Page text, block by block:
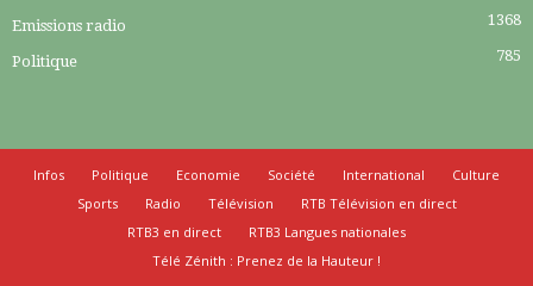
Emissions radio 1368
Politique 785
Infos Politique Economie Société International
Culture
Sports
Radio Télévision
RTB Télévision en direct
RTB3 en direct
RTB3 Langues nationales
Télé Zénith : Prenez de la Hauteur !